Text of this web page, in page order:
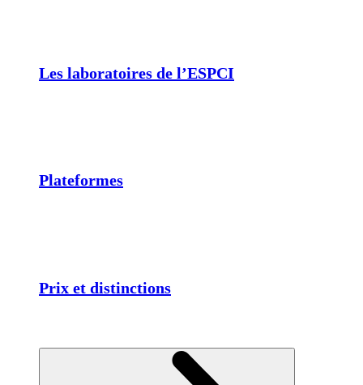
Les laboratoires de l’ESPCI
Plateformes
Prix et distinctions